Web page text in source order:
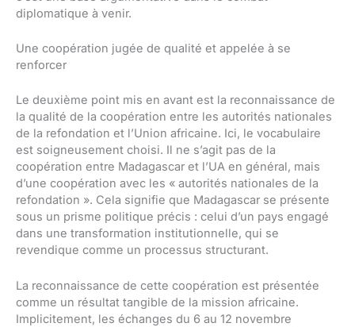
diplomatique à venir.
Une coopération jugée de qualité et appelée à se
renforcer
Le deuxième point mis en avant est la reconnaissance de
la qualité de la coopération entre les autorités nationales
de la refondation et l’Union africaine. Ici, le vocabulaire
est soigneusement choisi. Il ne s’agit pas de la
coopération entre Madagascar et l’UA en général, mais
d’une coopération avec les « autorités nationales de la
refondation ». Cela signifie que Madagascar se présente
sous un prisme politique précis : celui d’un pays engagé
dans une transformation institutionnelle, qui se
revendique comme un processus structurant.
La reconnaissance de cette coopération est présentée
comme un résultat tangible de la mission africaine.
Implicitement, les échanges du 6 au 12 novembre